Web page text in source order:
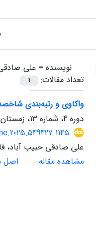
نویسنده = علی
تعداد مقالات:
1
واکاوی و رتبه‌بندی
دوره 4، شماره 13، زمستان 1404، صفحه
علی صادقی حبیب آباد،
مشاهده مقاله
اصل